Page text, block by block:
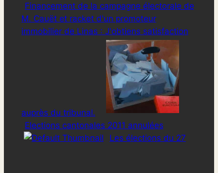
Financement de la campagne électorale de
M. Cauët et racket d'un promoteur
immobilier de Linas : J'obtiens satisfaction
auprès du tribunal.
Elections cantonales 2011 annulées
Les élections du 27